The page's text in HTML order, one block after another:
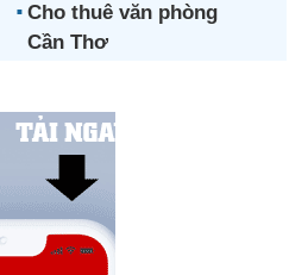
Cho thuê văn phòng
Cần Thơ